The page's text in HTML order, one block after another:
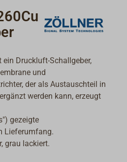
ein Druckluft-Schallgeber,
und
der als Austauschteil in
werden kann, erzeugt
gezeigte
Lieferumfang.
grau lackiert.